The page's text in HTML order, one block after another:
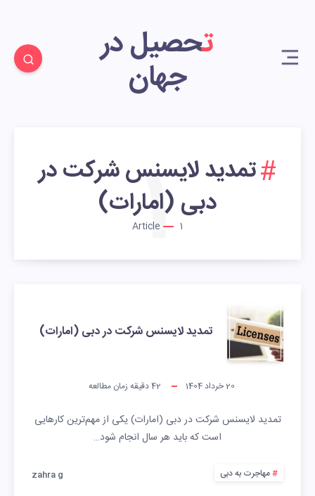
تحصیل در
جهان
تمدید لایسنس شرکت در
دبی (امارات)
1
1
تمدید لایسنس شرکت در دبی (امارات)
20 خرداد 1404 42دقیقه زمان مطالعه
تمدید لایسنس شرکت در دبی (امارات) یکی از مهم‌ترین کارهایی‌
است که باید هر سال انجام شود…
مهاجرت به دبی zahra g